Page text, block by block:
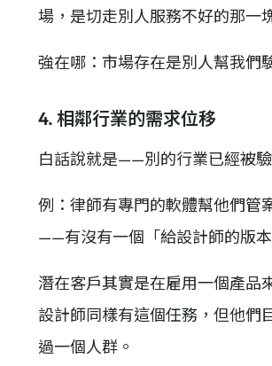
場，是切走別人服務不好的那一
強在哪：市場存在是別人幫我們
4. 相鄰行業的需求位移
白話說就是——別的行業已經被
例：律師有專門的軟體幫他們管
——有沒有一個「給設計師的版
潛在客戶其實是在雇用一個產品
設計師同樣有這個任務，但他們
過一個人群。